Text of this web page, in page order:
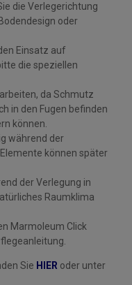
die Verlegerichtung
oder
Einsatz auf
die speziellen
da Schmutz
in den Fugen befinden
können.
während der
können später
der Verlegung in
Raumklima
Marmoleum Click
Sie HIER oder unter